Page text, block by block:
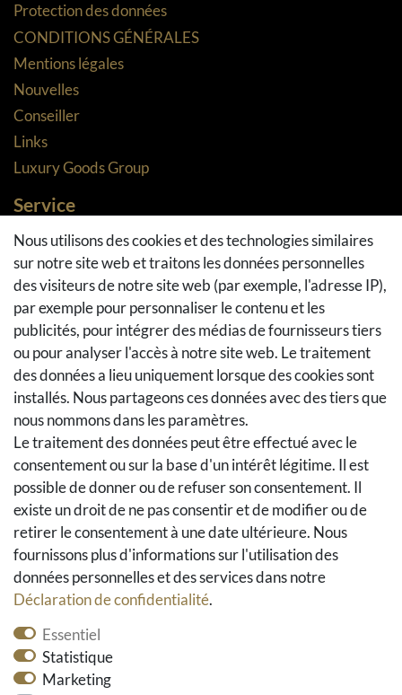
Protection des données
CONDITIONS GÉNÉRALES
Mentions légales
Nouvelles
Conseiller
Links
Luxury Goods Group
Service
Méthodes de paiement
Méthodes et coûts de transport
Droit de rétractation
Retours
Se rétracter du contrat
Panier d'achat
A la caisse
Aide
Social Media
Facebook
Instagram
Pinterest
Youtube
Houzz
Nous utilisons des cookies et des technologies similaires
sur notre site web et traitons les données personnelles
des visiteurs de notre site web (par exemple, l'adresse IP),
par exemple pour personnaliser le contenu et les
publicités, pour intégrer des médias de fournisseurs tiers
ou pour analyser l'accès à notre site web. Le traitement
des données a lieu uniquement lorsque des cookies sont
installés. Nous partageons ces données avec des tiers que
nous nommons dans les paramètres.
Le traitement des données peut être effectué avec le
consentement ou sur la base d'un intérêt légitime. Il est
possible de donner ou de refuser son consentement. Il
existe un droit de ne pas consentir et de modifier ou de
retirer le consentement à une date ultérieure. Nous
fournissons plus d'informations sur l'utilisation des
données personnelles et des services dans notre
Déclaration de confidentialité.
Essentiel
Statistique
Marketing